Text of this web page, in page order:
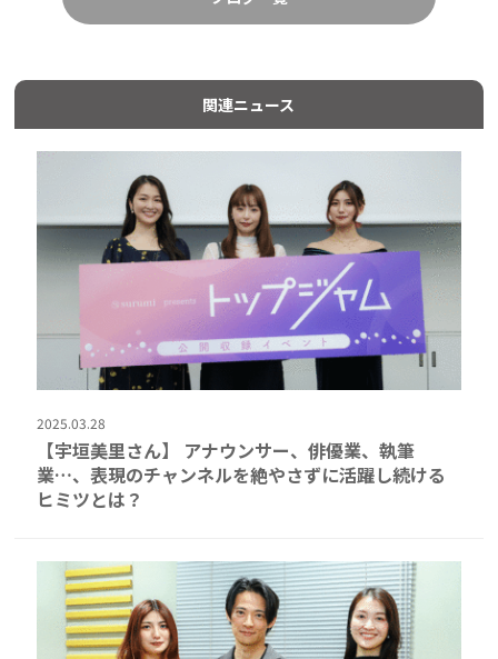
関連ニュース
2025.03.28
【宇垣美里さん】 アナウンサー、俳優業、執筆
業…、表現のチャンネルを絶やさずに活躍し続ける
ヒミツとは？